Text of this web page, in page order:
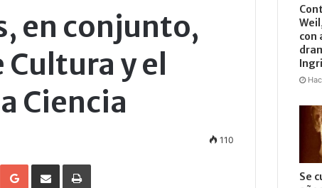
en conjunto,
y el
Ciencia
110
Google+Compartir por correo electrónicoImprimir
con
Se